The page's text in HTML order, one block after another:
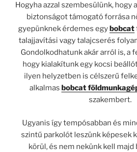
Hogyha azzal szembesülünk, hogy
biztonságot támogató forrása
gyepünknek érdemes egy bobcat
talajjavítási vagy talajcserés
Gondolkodhatunk akár arról is, a
hogy kialakítunk egy kocsi
ilyen helyzetben is célszerű
alkalmas bobcat
szakembert.
Ugyanis így tempósabban és
szintű parkolót leszünk képesek
körül, és nem nekünk kell majd